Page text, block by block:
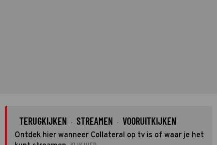
TERUGKIJKEN · STREAMEN · VOORUITKIJKEN
Ontdek hier wanneer Collateral op tv is of waar je het